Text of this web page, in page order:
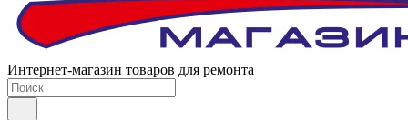
Интернет-магазин товаров для ремонта